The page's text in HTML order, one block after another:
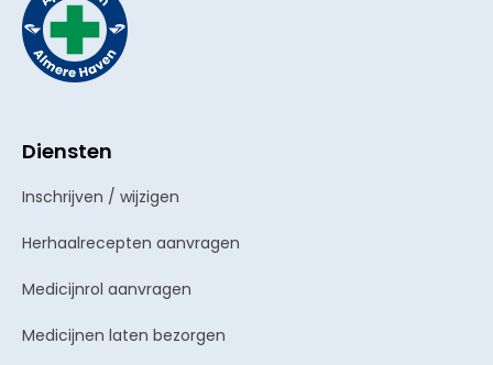
Diensten
Inschrijven / wijzigen
Herhaalrecepten aanvragen
Medicijnrol aanvragen
Medicijnen laten bezorgen